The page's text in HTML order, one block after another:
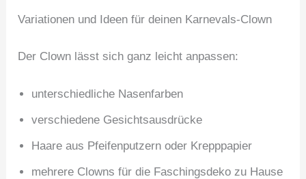
Variationen und Ideen für deinen Karnevals-Clown
Der Clown lässt sich ganz leicht anpassen:
unterschiedliche Nasenfarben
verschiedene Gesichtsausdrücke
Haare aus Pfeifenputzern oder Krepppapier
mehrere Clowns für die Faschingsdeko zu Hause